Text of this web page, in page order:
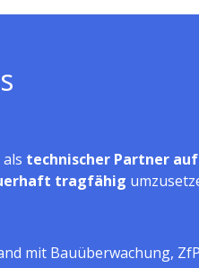
technischer Partner
tragfähig
mit Bauüberwachung,